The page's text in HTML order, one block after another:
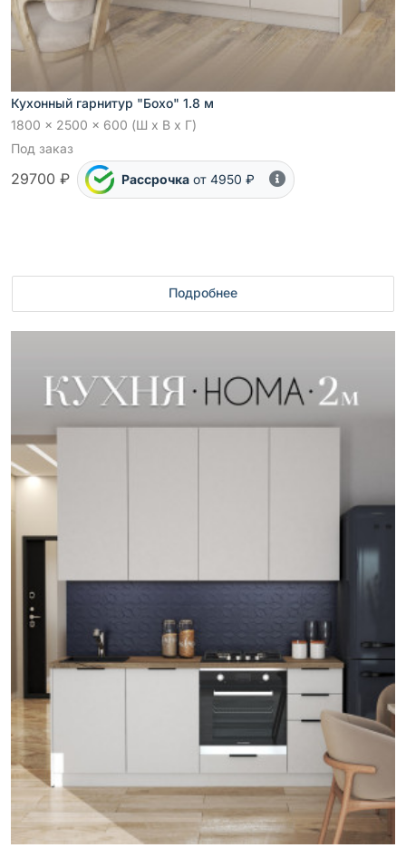
Кухонный гарнитур "Бохо" 1.8 м
1800 x 2500 x 600 (Ш x В x Г)
Под заказ
29700 ₽ Рассрочка от 4950 ₽
Подробнее